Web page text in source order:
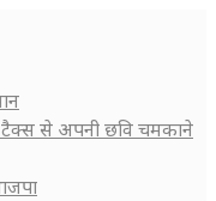
से अपनी छवि चमकाने